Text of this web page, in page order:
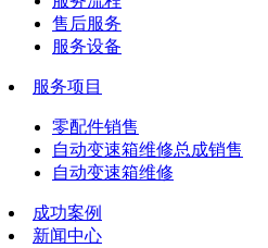
售后服务
服务设备
服务项目
零配件销售
自动变速箱维修总成销售
自动变速箱维修
成功案例
新闻中心